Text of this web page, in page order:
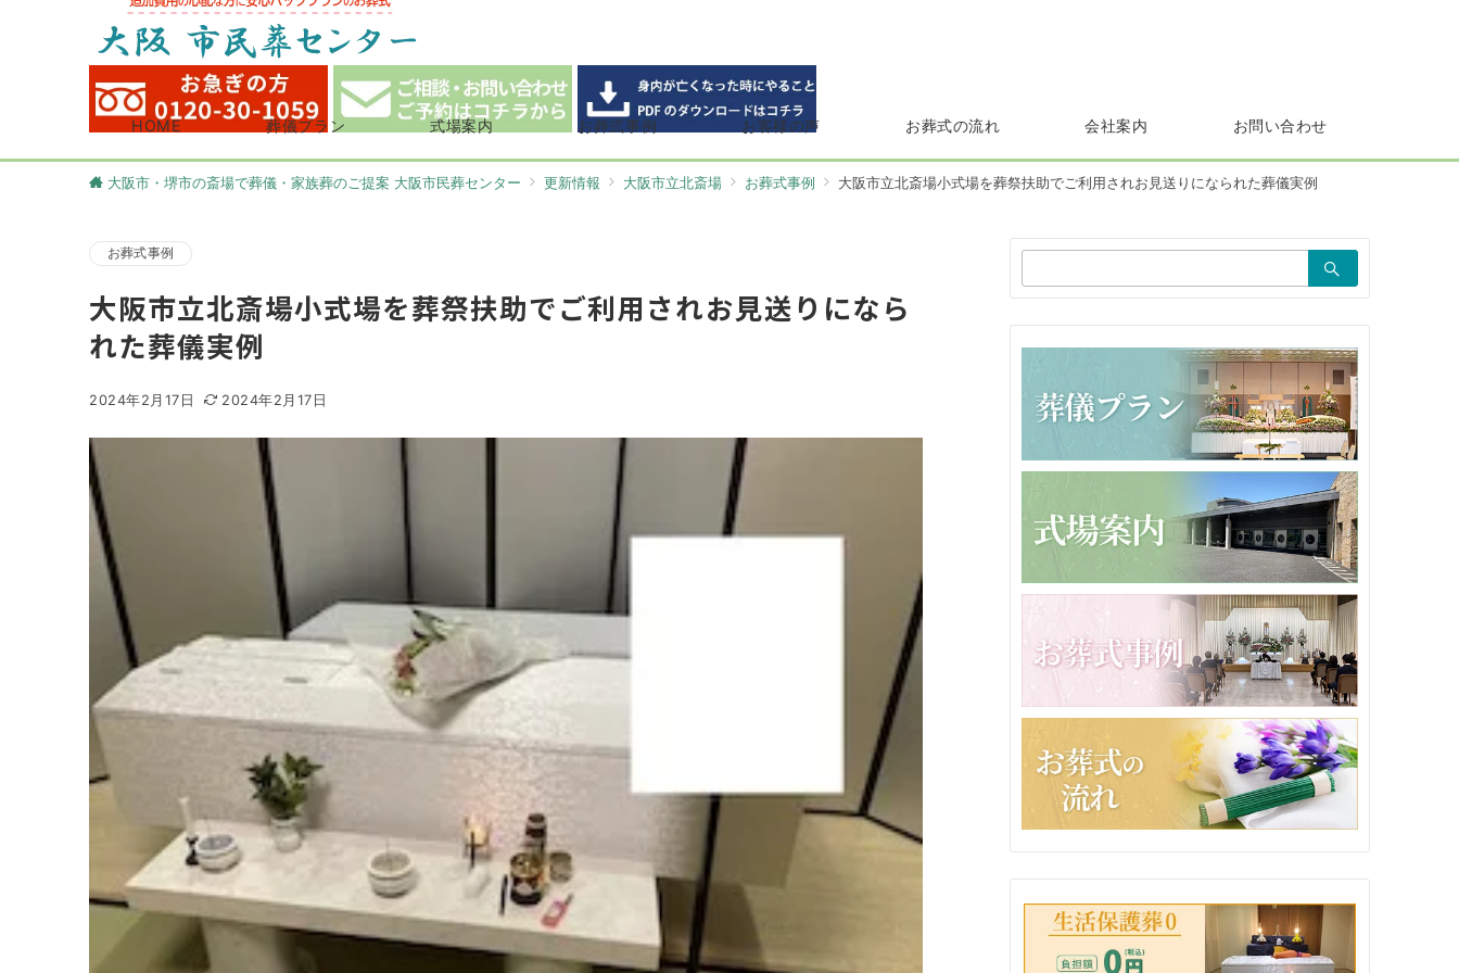
HOME 葬儀プラン 式場案内 お葬式事例 お客様の声 お葬式の流れ 会社案内 お問い合わせ
大阪市・堺市の斎場で葬儀・家族葬のご提案 大阪市民葬センター 更新情報 大阪市立北斎場 お葬式事例 大阪市立北斎場小式場を葬祭扶助でご利用されお見送りになられた葬儀実例
お葬式事例
大阪市立北斎場小式場を葬祭扶助でご利用されお見送りになら
れた葬儀実例
2024年2月17日 2024年2月17日
索：